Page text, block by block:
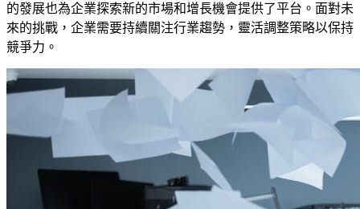
的發展也為企業探索新的市場和增長機會提供了平台。面對未
來的挑戰，企業需要持續關注行業趨勢，靈活調整策略以保持
競爭力。